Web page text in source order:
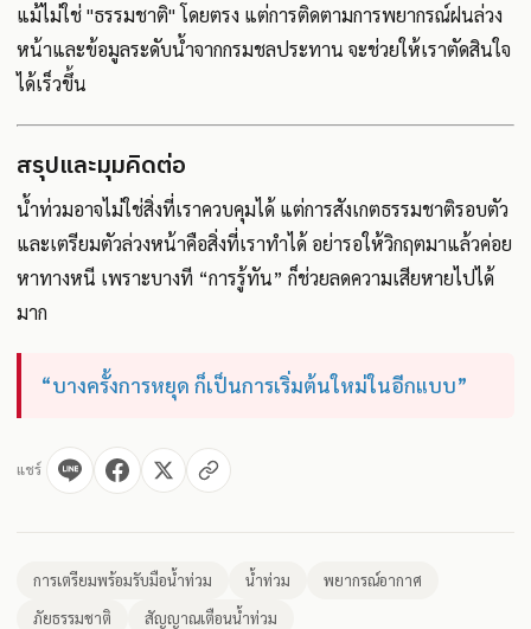
แม้ไม่ใช่ "ธรรมชาติ" โดยตรง แต่การติดตามการพยากรณ์ฝนล่วง
หน้าและข้อมูลระดับน้ำจากกรมชลประทาน จะช่วยให้เราตัดสินใจ
ได้เร็วขึ้น
สรุปและมุมคิดต่อ
น้ำท่วมอาจไม่ใช่สิ่งที่เราควบคุมได้ แต่การสังเกตธรรมชาติรอบตัว
และเตรียมตัวล่วงหน้าคือสิ่งที่เราทำได้ อย่ารอให้วิกฤตมาแล้วค่อย
หาทางหนี เพราะบางที “การรู้ทัน” ก็ช่วยลดความเสียหายไปได้
มาก
“บางครั้งการหยุด ก็เป็นการเริ่มต้นใหม่ในอีกแบบ”
แชร์
การเตรียมพร้อมรับมือน้ำท่วม น้ำท่วม
พยากรณ์อากาศ
ภัยธรรมชาติ
สัญญาณเตือนน้ำท่วม